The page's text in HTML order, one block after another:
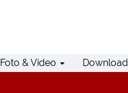
Foto & Video Download